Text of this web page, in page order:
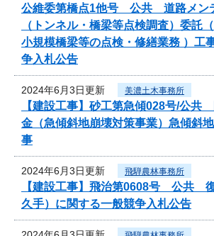
公維委第橋点1他号 公共 道路メン
（トンネル・橋梁等点検調査）委託
小規模橋梁等の点検・修繕業務 ）工
争入札公告
2024年6月3日更新 美濃土木事務所
【建設工事】砂工第急傾028号/公共
金（急傾斜地崩壊対策事業）急傾斜
事
2024年6月3日更新 飛騨農林事務所
【建設工事】飛治第0608号 公共
久手）に関する一般競争入札公告